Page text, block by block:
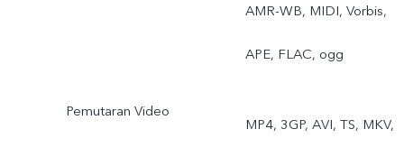
AMR-WB, MIDI, Vorbis,
APE, FLAC, ogg
Pemutaran Video
MP4, 3GP, AVI, TS, MKV,